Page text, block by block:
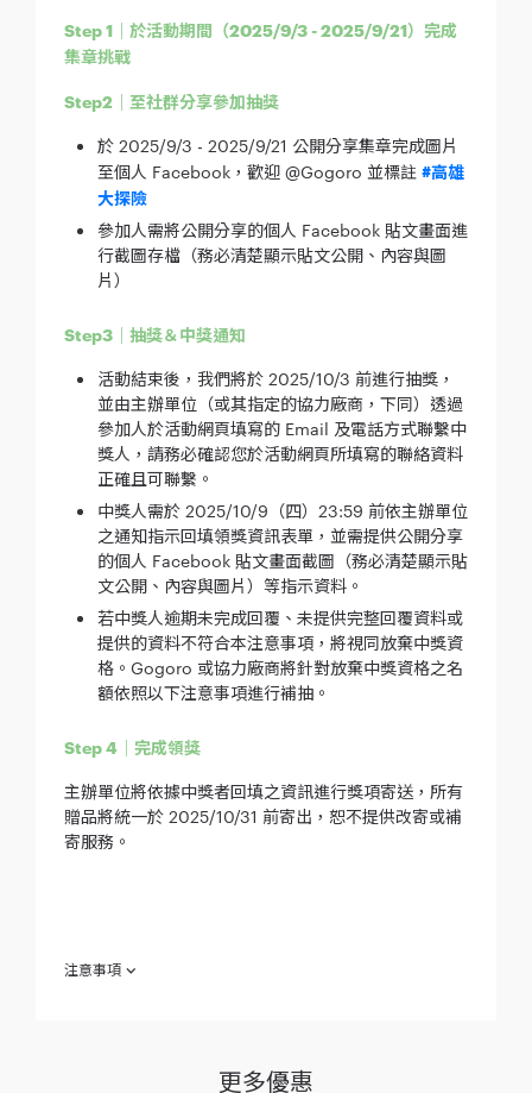
Step 1｜於活動期間（2025/9/3 - 2025/9/21）完成
集章挑戰
Step2｜至社群分享參加抽獎
於 2025/9/3 - 2025/9/21 公開分享集章完成圖片
至個人 Facebook，歡迎 @Gogoro 並標註 #高雄
大探險
參加人需將公開分享的個人 Facebook 貼文畫面進
行截圖存檔（務必清楚顯示貼文公開、內容與圖
片）
Step3｜抽獎＆中獎通知
活動結束後，我們將於 2025/10/3 前進行抽獎，
並由主辦單位（或其指定的協力廠商，下同）透過
參加人於活動網頁填寫的 Email 及電話方式聯繫中
獎人，請務必確認您於活動網頁所填寫的聯絡資料
正確且可聯繫。
中獎人需於 2025/10/9（四）23:59 前依主辦單位
之通知指示回填領獎資訊表單，並需提供公開分享
的個人 Facebook 貼文畫面截圖（務必清楚顯示貼
文公開、內容與圖片）等指示資料。
若中獎人逾期未完成回覆、未提供完整回覆資料或
提供的資料不符合本注意事項，將視同放棄中獎資
格。Gogoro 或協力廠商將針對放棄中獎資格之名
額依照以下注意事項進行補抽。
Step 4｜完成領獎
主辦單位將依據中獎者回填之資訊進行獎項寄送，所有
贈品將統一於 2025/10/31 前寄出，恕不提供改寄或補
寄服務。
注意事項
更多優惠